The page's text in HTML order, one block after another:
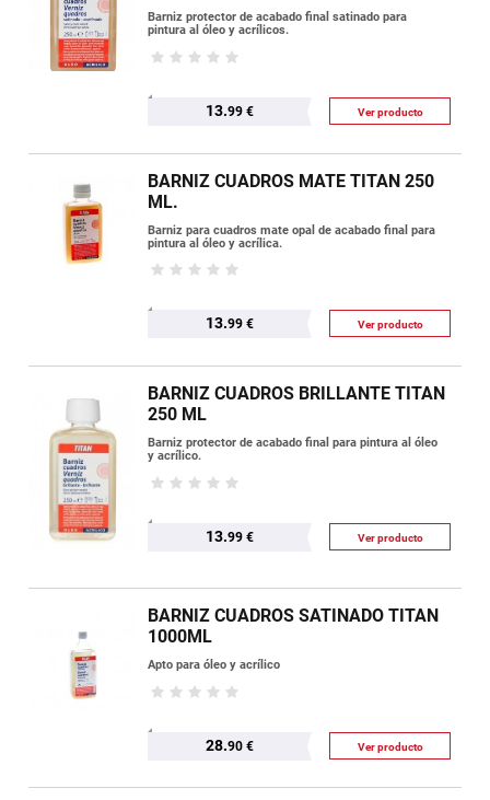
Barniz protector de acabado final satinado para
pintura al óleo y acrílicos.
13.99 € Ver producto
BARNIZ CUADROS MATE TITAN 250
ML.
Barniz para cuadros mate opal de acabado final para
pintura al óleo y acrílica.
13.99 € Ver producto
BARNIZ CUADROS BRILLANTE TITAN
250 ML
Barniz protector de acabado final para pintura al óleo
y acrílico.
13.99 € Ver producto
BARNIZ CUADROS SATINADO TITAN
1000ML
Apto para óleo y acrílico
28.90 € Ver producto